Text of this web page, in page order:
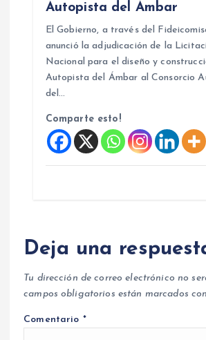
Autopista del Ámbar
El Gobierno, a través del
anunció la adjudicación de la
Nacional para el diseño y
Autopista del Ámbar al Consorcio
del…
Comparte esto!
Deja una
Tu dirección de correo electrónico no
campos obligatorios están marcados con
Comentario *